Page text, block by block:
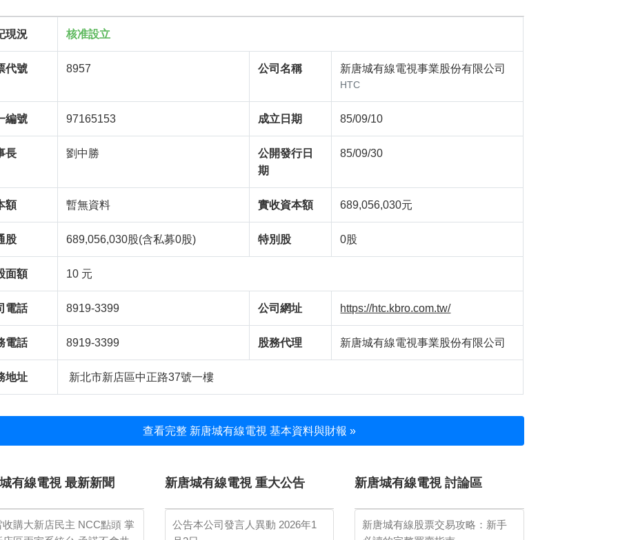
現況 核准設立
代號 8957 公司名稱 新唐城有線電視事業股份有限公司
HTC
編號 97165153 成立日期 85/09/10
長 劉中勝
公開發行日
期
85/09/30
額 暫無資料 實收資本額 689,056,030元
股 689,056,030股(含私募0股) 特別股 0股
面額 10 元
電話 8919-3399 公司網址 https://htc.kbro.com.tw/
電話 8919-3399 股務代理 新唐城有線電視事業股份有限公司
地址 新北市新店區中正路37號一樓
查看完整 新唐城有線電視 基本資料與財報 »
有線電視 最新新聞
收購大新店民主 NCC點頭 掌
新唐城有線電視 重大公告
公告本公司發言人異動 2026年1
新唐城有線電視 討論區
新唐城有線股票交易攻略：新手